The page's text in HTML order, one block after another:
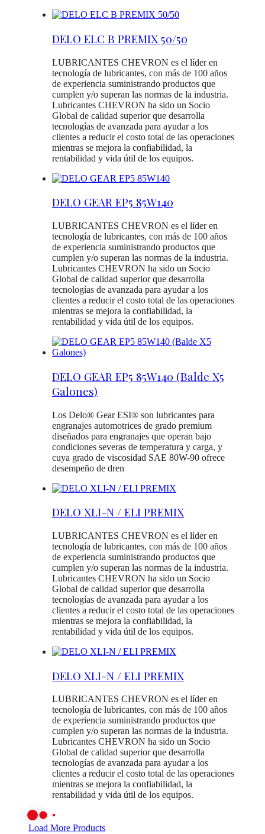
DELO ELC B PREMIX 50/50
LUBRICANTES CHEVRON es el líder en
tecnología de lubricantes, con más de 100 años
de experiencia suministrando productos que
cumplen y/o superan las normas de la industria.
Lubricantes CHEVRON ha sido un Socio
Global de calidad superior que desarrolla
tecnologías de avanzada para ayudar a los
clientes a reducir el costo total de las operaciones
mientras se mejora la confiabilidad, la
rentabilidad y vida útil de los equipos.
DELO GEAR EP5 85W140
LUBRICANTES CHEVRON es el líder en
tecnología de lubricantes, con más de 100 años
de experiencia suministrando productos que
cumplen y/o superan las normas de la industria.
Lubricantes CHEVRON ha sido un Socio
Global de calidad superior que desarrolla
tecnologías de avanzada para ayudar a los
clientes a reducir el costo total de las operaciones
mientras se mejora la confiabilidad, la
rentabilidad y vida útil de los equipos.
DELO GEAR EP5 85W140 (Balde X5
Galones)
Los Delo® Gear ESI® son lubricantes para
engranajes automotrices de grado premium
diseñados para engranajes que operan bajo
condiciones severas de temperatura y carga, y
cuya grado de viscosidad SAE 80W-90 ofrece
desempeño de dren
DELO XLI-N / ELI PREMIX
LUBRICANTES CHEVRON es el líder en
tecnología de lubricantes, con más de 100 años
de experiencia suministrando productos que
cumplen y/o superan las normas de la industria.
Lubricantes CHEVRON ha sido un Socio
Global de calidad superior que desarrolla
tecnologías de avanzada para ayudar a los
clientes a reducir el costo total de las operaciones
mientras se mejora la confiabilidad, la
rentabilidad y vida útil de los equipos.
DELO XLI-N / ELI PREMIX
LUBRICANTES CHEVRON es el líder en
tecnología de lubricantes, con más de 100 años
de experiencia suministrando productos que
cumplen y/o superan las normas de la industria.
Lubricantes CHEVRON ha sido un Socio
Global de calidad superior que desarrolla
tecnologías de avanzada para ayudar a los
clientes a reducir el costo total de las operaciones
mientras se mejora la confiabilidad, la
rentabilidad y vida útil de los equipos.
Load More Products